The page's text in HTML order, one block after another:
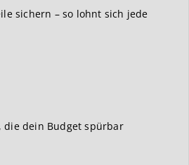
sichern – so lohnt sich jede
die dein Budget spürbar